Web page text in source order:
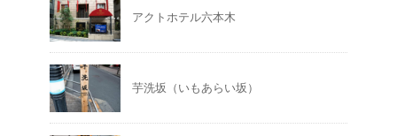
アクトホテル六本木
芋洗坂（いもあらい坂）